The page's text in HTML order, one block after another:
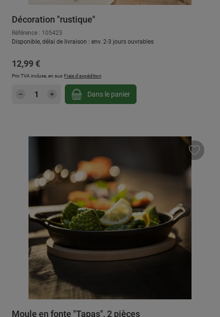
Décoration "rustique"
Référence : 105423
Disponible, délai de livraison : env. 2-3 jours ouvrables
Prix régulier :
12,99 €
Prix TVA incluse, en sus Frais d'expédition
Quantité de produit : Entrez la quantité
Dans le panier
Moule en fonte "Tapas", 2 pièces